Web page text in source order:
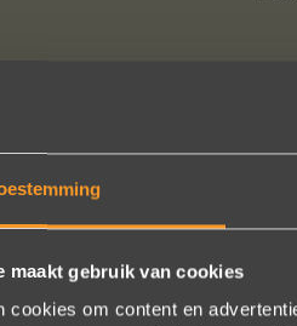
maakt gebruik van cookies
cookies om content en
van van de ringen (we wonen in